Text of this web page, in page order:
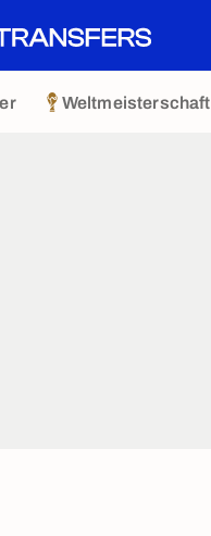
Weltmeisterschaft